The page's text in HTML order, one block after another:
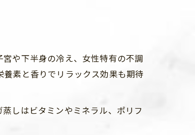
や下半身の冷え、女性特有の不調
素と香りでリラックス効果も期待
しはビタミンやミネラル、ポリフ